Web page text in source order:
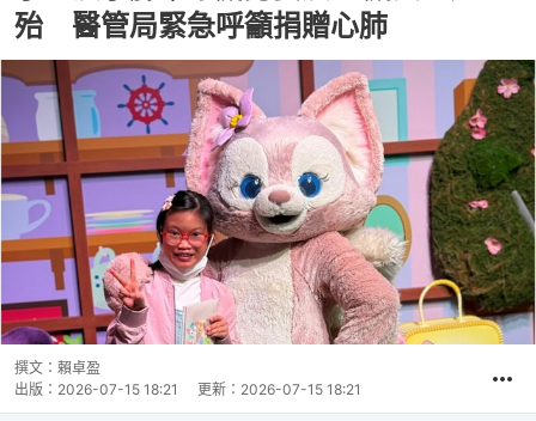
殆 醫管局緊急呼籲捐贈心肺
撰文： 賴卓盈
出版： 2026-07-15 18:21 更新： 2026-07-15 18:21